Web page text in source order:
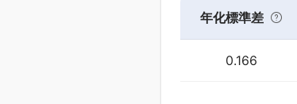
年化標準差
0.166